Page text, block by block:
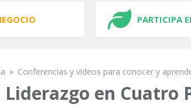
PARTICIPA
aquí
» Conferencias y videos para conocer y
en Cuatro